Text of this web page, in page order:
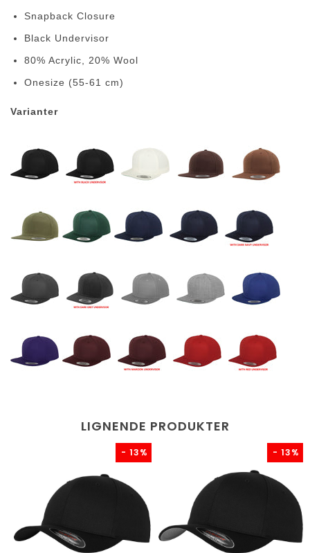
Snapback Closure
Black Undervisor
80% Acrylic, 20% Wool
Onesize (55-61 cm)
Varianter
LIGNENDE PRODUKTER
- 13% - 13%